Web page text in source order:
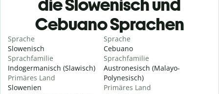
die Slowenisch und
Cebuano Sprachen
Sprache
Slowenisch
Sprachfamilie
Indogermanisch (Slawisch)
Primäres Land
Slowenien
Sprache
Cebuano
Sprachfamilie
Austronesisch (Malayo-
Polynesisch)
Primäres Land